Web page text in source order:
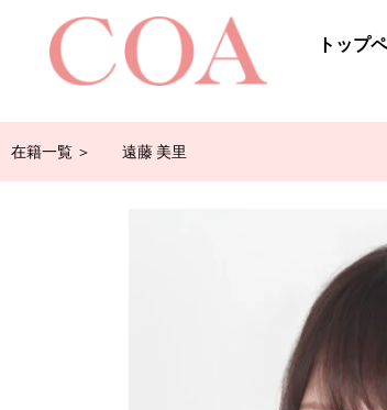
トップ
在籍一覧 ＞ 遠藤 美里